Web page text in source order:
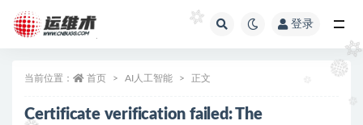
登录
当前位置： 首页 AI人工智能 正文
Certificate verification failed: The